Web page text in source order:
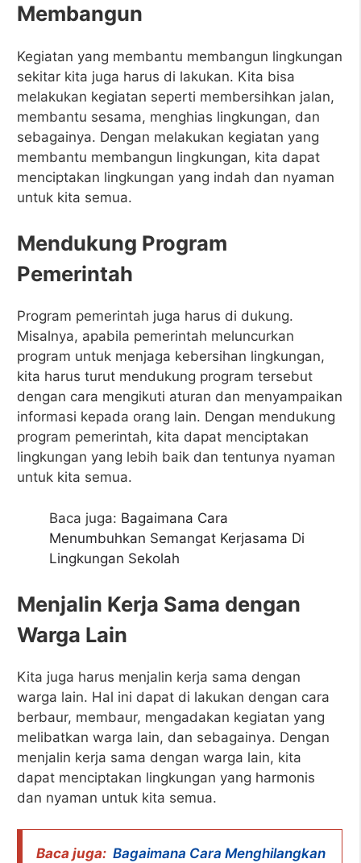
Membangun
Kegiatan yang membantu membangun lingkungan
sekitar kita juga harus di lakukan. Kita bisa
melakukan kegiatan seperti membersihkan jalan,
membantu sesama, menghias lingkungan, dan
sebagainya. Dengan melakukan kegiatan yang
membantu membangun lingkungan, kita dapat
menciptakan lingkungan yang indah dan nyaman
untuk kita semua.
Mendukung Program
Pemerintah
Program pemerintah juga harus di dukung.
Misalnya, apabila pemerintah meluncurkan
program untuk menjaga kebersihan lingkungan,
kita harus turut mendukung program tersebut
dengan cara mengikuti aturan dan menyampaikan
informasi kepada orang lain. Dengan mendukung
program pemerintah, kita dapat menciptakan
lingkungan yang lebih baik dan tentunya nyaman
untuk kita semua.
Baca juga: Bagaimana Cara
Menumbuhkan Semangat Kerjasama Di
Lingkungan Sekolah
Menjalin Kerja Sama dengan
Warga Lain
Kita juga harus menjalin kerja sama dengan
warga lain. Hal ini dapat di lakukan dengan cara
berbaur, membaur, mengadakan kegiatan yang
melibatkan warga lain, dan sebagainya. Dengan
menjalin kerja sama dengan warga lain, kita
dapat menciptakan lingkungan yang harmonis
dan nyaman untuk kita semua.
Baca juga: Bagaimana Cara Menghilangkan